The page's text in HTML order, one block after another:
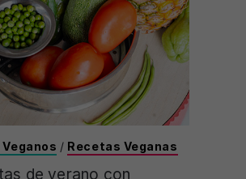
/ Recetas Veganas
de verano con